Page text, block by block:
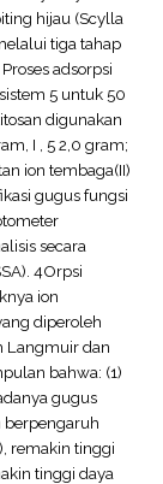
hijau (Scylla
tiga tahap
adsorpsi
5 untuk 50
digunakan
I , 5 2,0 gram;
ion tembaga(II)
gugus fungsi
secara
4Orpsi
ion
diperoleh
Langmuir dan
bahwa: (1)
gugus
berpengaruh
remakin tinggi
tinggi daya